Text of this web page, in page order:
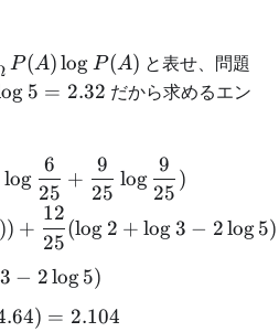
\in
P(A)log P(A) と表せ、問題
g 5 = 2.32 だから求めるエン
\begin{aligned} &-
log
25
6
+
25
9
log
25
9
)
)) +
25
12
(log 2 + log3 − 2log5)
3 − 2log5)
) = 2.104